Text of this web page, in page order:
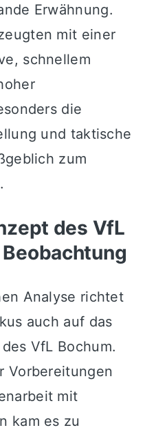
Erwähnung.
mit einer
schnellem
die
und taktische
zum
des VfL
Analyse richtet
auch auf das
VfL Bochum.
Vorbereitungen
mit
kam es zu